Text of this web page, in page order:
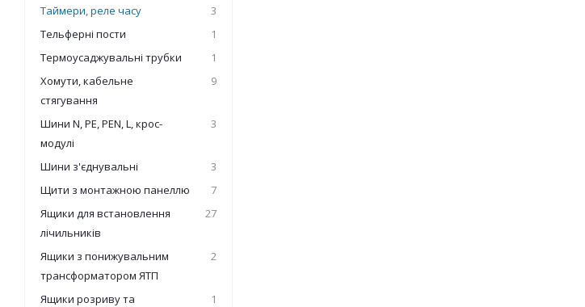
Таймери, реле часу
3
Тельферні пости
1
Термоусаджувальні трубки
1
Хомути, кабельне
стягування
9
Шини N, PE, PEN, L, крос-
модулі
3
Шини з'єднувальні
3
Щити з монтажною панеллю
7
Ящики для встановлення
лічильників
27
Ящики з понижувальним
трансформатором ЯТП
2
Ящики розриву та
1